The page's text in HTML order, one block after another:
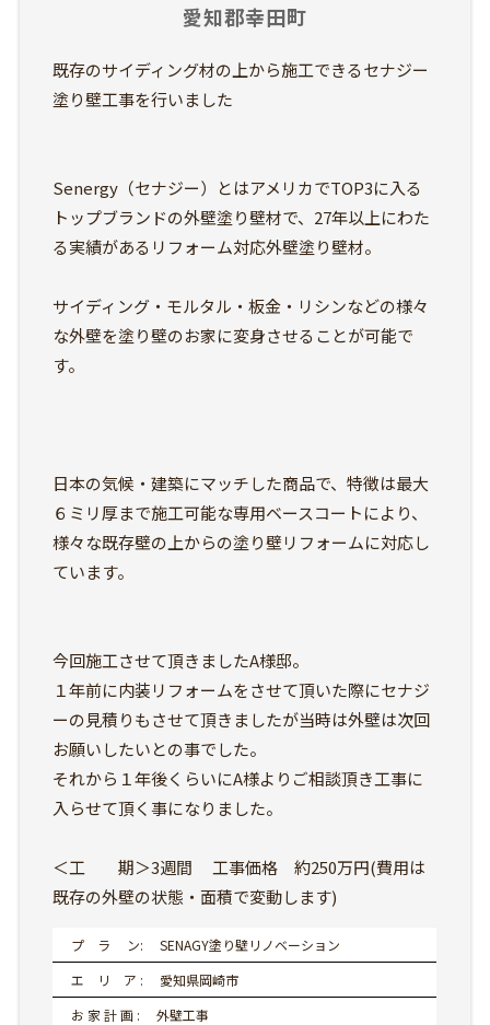
愛知郡幸田町
既存のサイディング材の上から施工できるセナジー
塗り壁工事を行いました
Senergy（セナジー）とはアメリカでTOP3に入る
トップブランドの外壁塗り壁材で、27年以上にわた
る実績があるリフォーム対応外壁塗り壁材。
サイディング・モルタル・板金・リシンなどの様々
な外壁を塗り壁のお家に変身させることが可能で
す。
日本の気候・建築にマッチした商品で、特徴は最大
６ミリ厚まで施工可能な専用ベースコートにより、
様々な既存壁の上からの塗り壁リフォームに対応し
ています。
今回施工させて頂きましたA様邸。
１年前に内装リフォームをさせて頂いた際にセナジ
ーの見積りもさせて頂きましたが当時は外壁は次回
お願いしたいとの事でした。
それから１年後くらいにA様よりご相談頂き工事に
入らせて頂く事になりました。
＜工 期＞3週間 工事価格 約250万円(費用は
既存の外壁の状態・面積で変動します)
プ ラ ン: SENAGY塗り壁リノベーション
エ リ ア : 愛知県岡崎市
お 家 計 画 : 外壁工事